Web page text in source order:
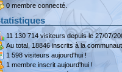
0 membre connecté.
Statistiques
11 130 714 visiteursdepuis le 27/07/
Au total, 18846 inscritsà la
1 598 visiteurs aujourd'hui !
1 membre inscrit aujourd'hui !